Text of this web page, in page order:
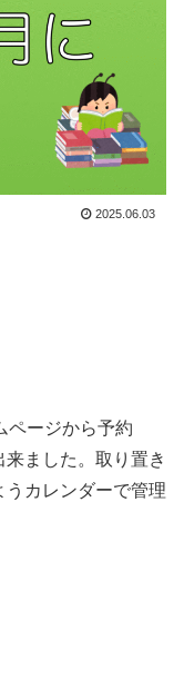
2025.06.03
ージから予約
ました。取り置き
カレンダーで管理